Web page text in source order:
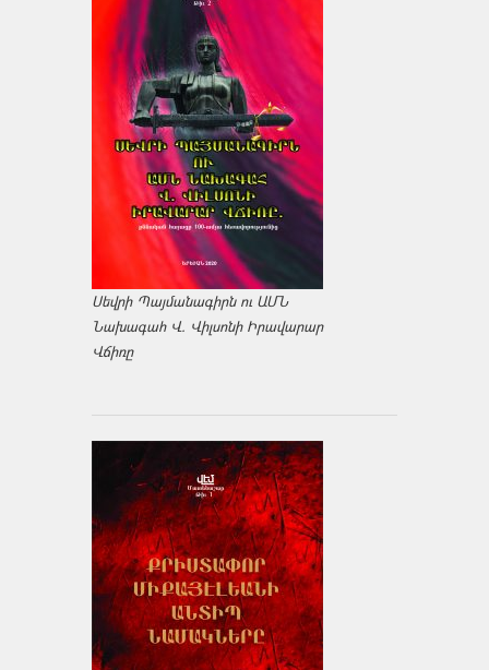
Սեվրի Պայմանագիրն ու ԱՄՆ
Նախագահ Վ. Վիլսոնի Իրավարար
Վճիռը